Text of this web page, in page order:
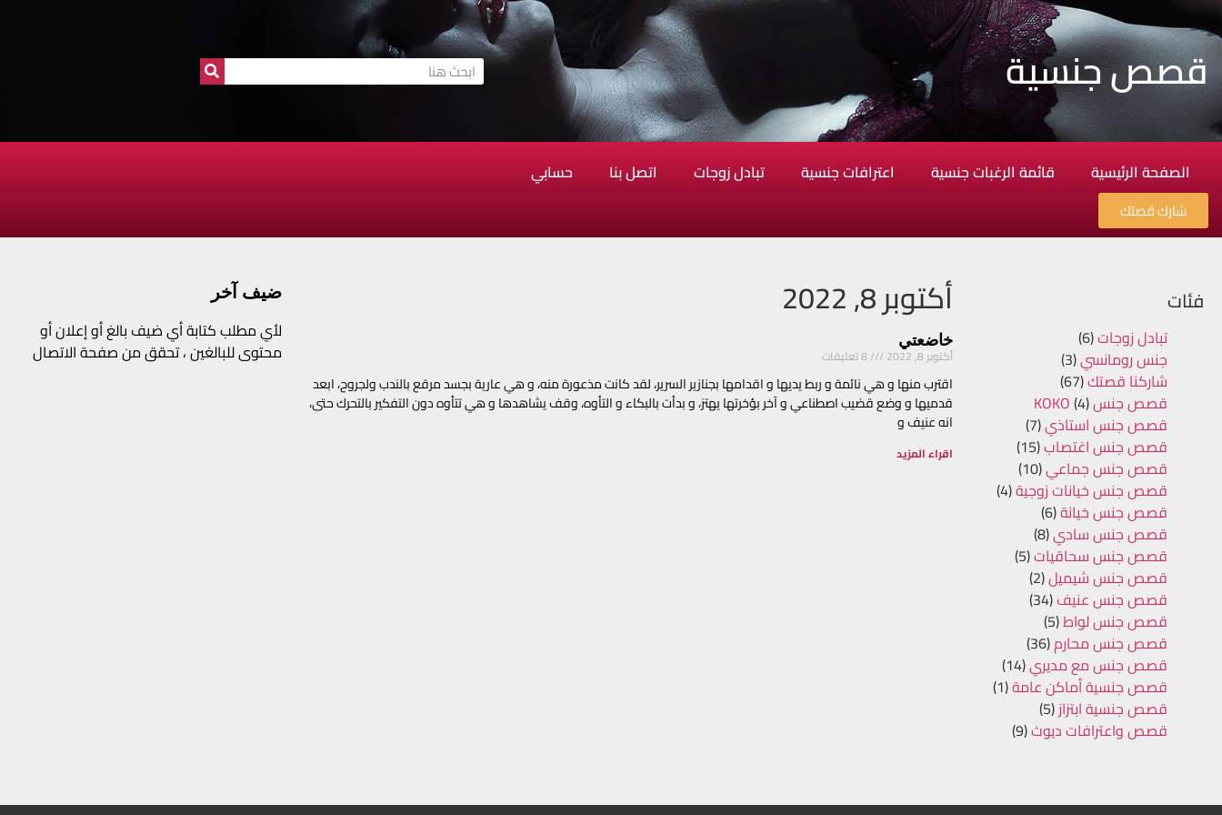
قصص جنسية
الصفحة الرئيسية قائمة الرغبات جنسية اعترافات جنسية تبادل زوجات اتصل بنا حسابي
شارك قصتك
فئات
تبادل زوجات(6)
جنس رومانسي(3)
شاركنا قصتك(67)
قصص جنس KOKO(4)
قصص جنس استاذي(7)
قصص جنس اغتصاب(15)
قصص جنس جماعي(10)
قصص جنس خيانات زوجية(4)
قصص جنس خيانة(6)
قصص جنس سادي(8)
قصص جنس سحاقيات(5)
قصص جنس شيميل(2)
قصص جنس عنيف(34)
قصص جنس لواط(5)
قصص جنس محارم(36)
قصص جنس مع مديري(14)
قصص جنسية أماكن عامة(1)
قصص جنسية ابتزاز(5)
قصص واعترافات ديوث(9)
أكتوبر 8, 2022
خاضعتي
أكتوبر 8, 2022 8 تعليقات
اقترب منها و هي نائمة و ربط يديها و اقدامها بجنازير السرير، لقد كانت مذعورة منه، و هي عارية بجسد مرقع بالندب ولجروح، ابعد
قدميها و وضع قضيب اصطناعي و آخر بؤخرتها يهتز، و بدأت بالبكاء و التأوه، وقف يشاهدها و هي تتأوه دون التفكير بالتحرك حتى،
انه عنيف و
اقراء المزيد
ضيف آخر
لأي مطلب كتابة أي ضيف بالغ أو إعلان أو
محتوى للبالغين ، تحقق من صفحة الاتصال